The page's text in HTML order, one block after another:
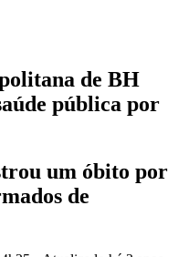
de BH
pública por
um óbito por
de